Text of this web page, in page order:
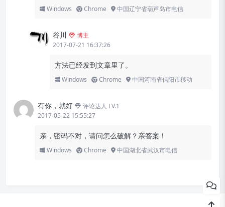
Windows Chrome 中国辽宁省葫芦岛市电信
谷川
博主
2017-07-21 16:37:26
方法已经发到文章里了。
Windows Chrome 中国河南省信阳市移动
有你，就好
评论达人 LV.1
2017-05-22 15:55:27
亲，密码不对，请问怎么破解？亲答案！
Windows Chrome 中国湖北省武汉市电信